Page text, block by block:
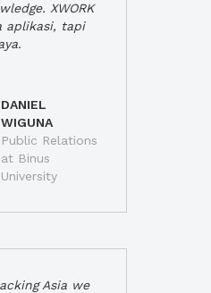
XWORK
aplikasi, tapi
DANIEL
WIGUNA
Public Relations
at Binus
University
Asia we